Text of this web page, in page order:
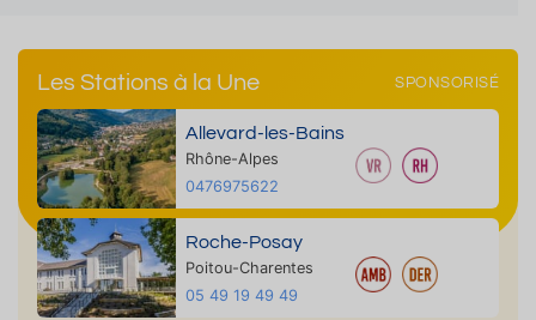
Les Stations à la Une SPONSORISÉ
Allevard-les-Bains
Rhône-Alpes
0476975622
Roche-Posay
Poitou-Charentes
05 49 19 49 49